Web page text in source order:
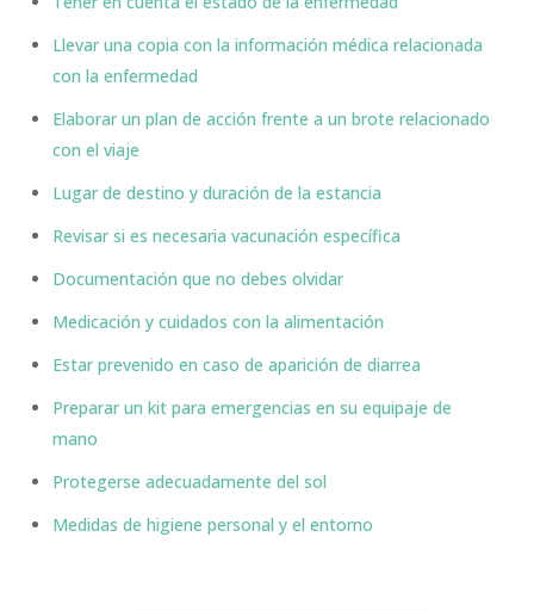
Llevar una copia con la información médica relacionada
con la enfermedad
Elaborar un plan de acción frente a un brote relacionado
con el viaje
Lugar de destino y duración de la estancia
Revisar si es necesaria vacunación específica
Documentación que no debes olvidar
Medicación y cuidados con la alimentación
Estar prevenido en caso de aparición de diarrea
Preparar un kit para emergencias en su equipaje de
mano
Protegerse adecuadamente del sol
Medidas de higiene personal y el entorno